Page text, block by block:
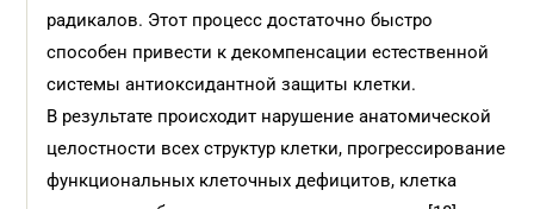
радикалов. Этот процесс достаточно быстро
способен привести к декомпенсации естественной
системы антиоксидантной защиты клетки.
В результате происходит нарушение анатомической
целостности всех структур клетки, прогрессирование
функциональных клеточных дефицитов, клетка